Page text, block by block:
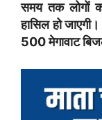
समय तक लोगों
हासिल हो
500 मेगावाट